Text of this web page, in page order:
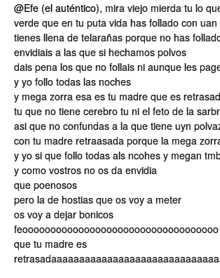
@Efe (el auténtico), mira viejo mierda tu lo
verde que en tu puta vida has follado con
tienes llena de telarañas porque no has
envidiais a las que si hechamos polvos
dais pena los que no follais ni aunque les
y yo follo todas las noches
y mega zorra esa es tu madre que es
tu que no tiene cerebro tu ni el feto de la
asi que no confundas a la que tiene uyn
con tu madre retraasada porque la mega
y yo si que follo todas als ncohes y megan
y como vostros no os da envidia
que poenosos
pero la de hostias que os voy a meter
os voy a dejar bonicos
feooooooooooooooooooooooooooooooooooo
que tu madre es